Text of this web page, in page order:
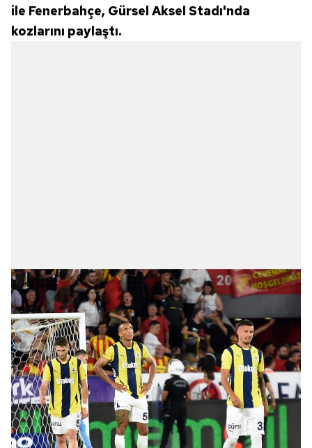
ile Fenerbahçe, Gürsel Aksel Stadı'nda
kozlarını paylaştı.